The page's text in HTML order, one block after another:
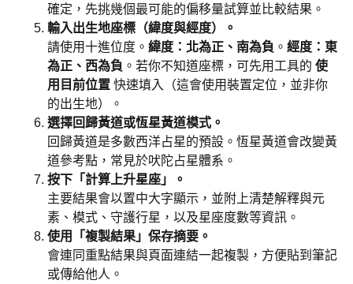
確定，先挑幾個最可能的偏移量試算並比較結果。
輸入出生地座標（緯度與經度）。
請使用十進位度。 緯度：北為正、南為負 。 經度：東
為正、西為負 。若你不知道座標，可先用工具的 使
用目前位置 快速填入（這會使用裝置定位，並非你
的出生地）。
選擇回歸黃道或恆星黃道模式。
回歸黃道是多數西洋占星的預設。恆星黃道會改變黃
道參考點，常見於吠陀占星體系。
按下「計算上升星座」。
主要結果會以置中大字顯示，並附上清楚解釋與元
素、模式、守護行星，以及星座度數等資訊。
使用「複製結果」保存摘要。
會連同重點結果與頁面連結一起複製，方便貼到筆記
或傳給他人。